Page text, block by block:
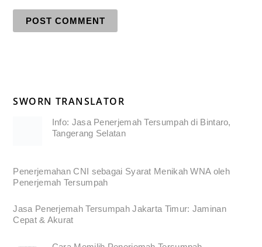
SWORN TRANSLATOR
Info: Jasa Penerjemah Tersumpah di Bintaro,
Tangerang Selatan
Penerjemahan CNI sebagai Syarat Menikah WNA oleh
Penerjemah Tersumpah
Jasa Penerjemah Tersumpah Jakarta Timur: Jaminan
Cepat & Akurat